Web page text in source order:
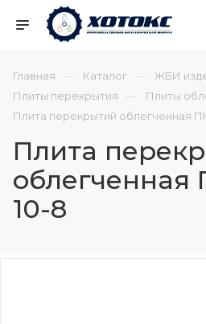
Главная — Каталог — ЖБИ
Плиты перекрытия — Плиты
Плита перекрытий облегченная
Плита
облегченная
10-8